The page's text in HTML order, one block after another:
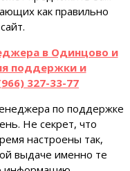
как правильно
в Одинцово и
поддержки и
327-33-77
по поддержке
Не секрет, что
настроены так,
выдаче именно те